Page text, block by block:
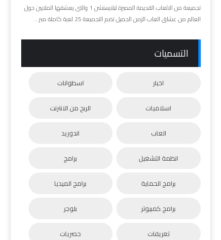
تجميعة من الالعاب القديمة المميزة لبلايستشن 1 والتى يعشقها الملايين حول
العالم من عشاق العاب الزمن الجميل تضم التجميعة 25 لعبة كاملة مبر...
التسميات
اخبار اسطوانات
اسلاميات الربح من الانترنت
العاب اندوريد
انظمة التشغيل برامج
برامج الحماية برامج الميديا
برامج كمبيوتر بلوجر
تعريفات حصريات